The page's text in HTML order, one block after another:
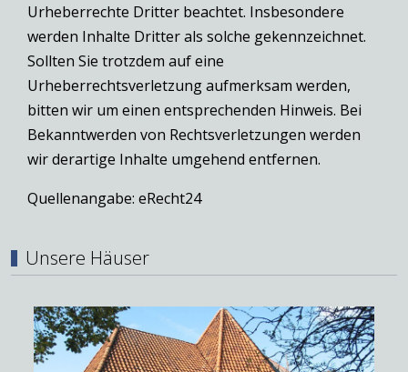
Urheberrechte Dritter beachtet. Insbesondere
werden Inhalte Dritter als solche gekennzeichnet.
Sollten Sie trotzdem auf eine
Urheberrechtsverletzung aufmerksam werden,
bitten wir um einen entsprechenden Hinweis. Bei
Bekanntwerden von Rechtsverletzungen werden
wir derartige Inhalte umgehend entfernen.
Quellenangabe: eRecht24
Unsere Häuser